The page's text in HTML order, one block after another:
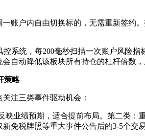
账户内自由切换标的，无需重新签约
系统，每200毫秒扫描一次账户风险指
自动降低该板块所有持仓的杠杆倍数，
策略
注三类事件驱动机会：
业绩预期，适合提前布局。第二类：
免税牌照等重大事件公告后的3-5个交